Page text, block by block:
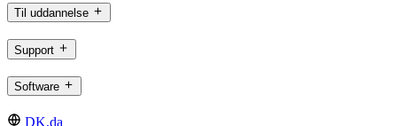
Til uddannelse
Support
Software
DK,da